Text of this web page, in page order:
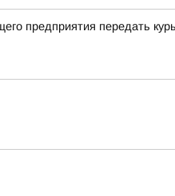
предприятия передать